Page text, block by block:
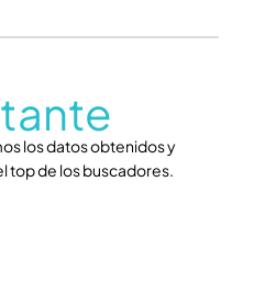
los datos obtenidos y
top de los buscadores.